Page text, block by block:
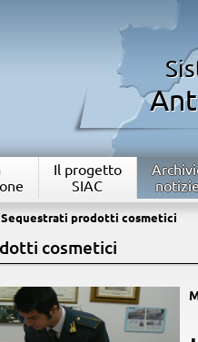
Il progetto
SIAC
Sequestrati prodotti cosmetici
cosmetici